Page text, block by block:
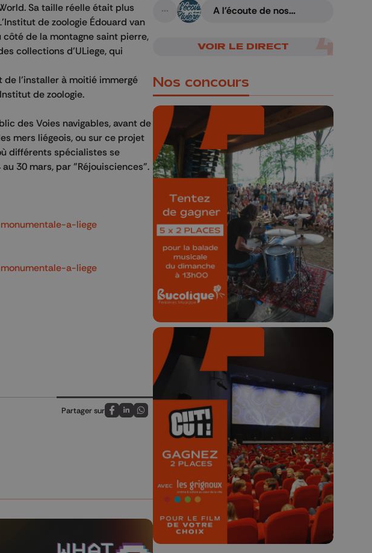
Sa taille réelle était plus
de zoologie Édouard van
de la montagne saint pierre,
collections d'ULiege, qui
l’installer à moitié immergé
de zoologie.
des Voies navigables, avant de
mers liégeois, ou sur ce projet
différents spécialistes se
30 mars, par "Réjouisciences".
a-liege
a-liege
Partager sur
Partagez sur FaceBook
Partagez sur LinkedIn
Partagez sur Whatsapp
A suivre
A l'écoute de nos
VOIR LE DIRECT
Nos concours
🎁 Gagnez 5x2
places pour le
Bucolique Ferrières
Festival 🌿🎶
Concours valable jusqu'au 9 août,
23h59.
🎬 Concours CUT x
Les Grignoux ✨
Concours permanent - 2 places à
gagner chaque semaine !